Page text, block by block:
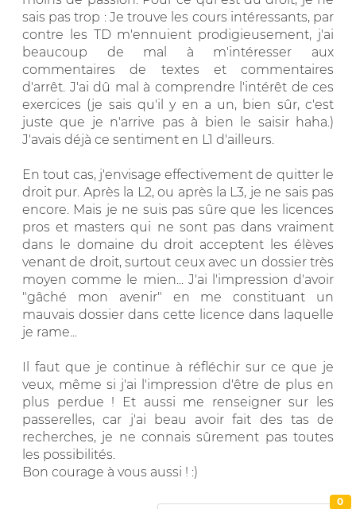
sais pas trop : Je trouve les cours intéressants, par
contre les TD m'ennuient prodigieusement, j'ai
beaucoup de mal à m'intéresser aux
commentaires de textes et commentaires
d'arrêt. J'ai dû mal à comprendre l'intérêt de ces
exercices (je sais qu'il y en a un, bien sûr, c'est
juste que je n'arrive pas à bien le saisir haha.)
J'avais déjà ce sentiment en L1 d'ailleurs.
En tout cas, j'envisage effectivement de quitter le
droit pur. Après la L2, ou après la L3, je ne sais pas
encore. Mais je ne suis pas sûre que les licences
pros et masters qui ne sont pas dans vraiment
dans le domaine du droit acceptent les élèves
venant de droit, surtout ceux avec un dossier très
moyen comme le mien... J'ai l'impression d'avoir
"gâché mon avenir" en me constituant un
mauvais dossier dans cette licence dans laquelle
je rame...
Il faut que je continue à réfléchir sur ce que je
veux, même si j'ai l'impression d'être de plus en
plus perdue ! Et aussi me renseigner sur les
passerelles, car j'ai beau avoir fait des tas de
recherches, je ne connais sûrement pas toutes
les possibilités.
Bon courage à vous aussi ! :)
0